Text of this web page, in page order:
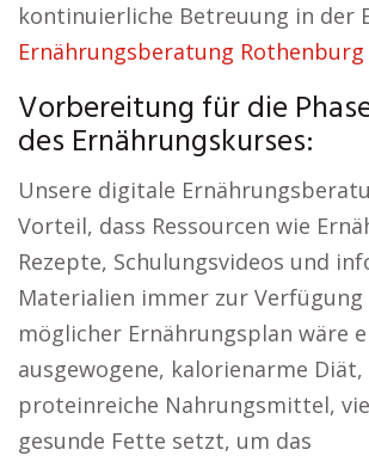
kontinuierliche Betreuung in der
Ernährungsberatung Rothenburg
Vorbereitung für die
des Ernährungskurses:
Unsere digitale
Vorteil, dass Ressourcen wie
Rezepte, Schulungsvideos und
Materialien immer zur Verfügung
möglicher Ernährungsplan wäre
ausgewogene, kalorienarme
proteinreiche Nahrungsmittel,
gesunde Fette setzt, um das